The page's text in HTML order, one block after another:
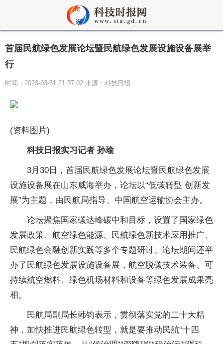
首届民航绿色发展论坛暨民航绿色发展设施设备展举
行
时间：2023-03-31 21:37:02 来源：科技日报
(资料图片)
科技日报实习记者 孙瑜
3月30日，首届民航绿色发展论坛暨民航绿色发展
设施设备展在山东威海举办，论坛以“低碳转型 创新发
展”为主题，由民航局指导、中国航空运输协会主办。
论坛聚焦国家碳达峰碳中和目标，设置了国家绿色
发展政策、航空绿色能源、民航绿色新技术应用推广、
民航绿色金融创新实践等多个专题研讨。论坛期间还举
办了民航绿色发展设施设备展，航空脱碳技术装备、可
持续航空燃料、绿色机场材料和设备等绿色发展成果亮
相。
民航局副局长韩钧表示，贯彻落实党的二十大精
神，加快推进民航绿色转型，就是要推动民航“十四